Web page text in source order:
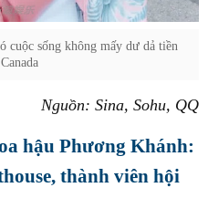
cuộc sống không mấy dư dả tiền
Nguồn: Sina, Sohu, QQ
hậu Phương Khánh:
thành viên hội